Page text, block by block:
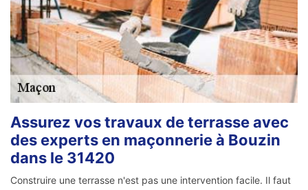
Assurez vos travaux de terrasse avec
des experts en maçonnerie à Bouzin
dans le 31420
Construire une terrasse n'est pas une intervention facile. Il faut